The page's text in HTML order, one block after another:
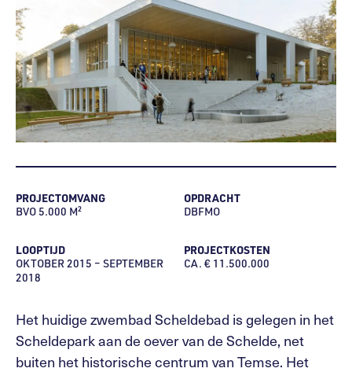
PROJECTOMVANG
BVO 5.000 M²
OPDRACHT
DBFMO
LOOPTIJD
OKTOBER 2015 – SEPTEMBER
2018
PROJECTKOSTEN
CA. € 11.500.000
Het huidige zwembad Scheldebad is gelegen in het
Scheldepark aan de oever van de Schelde, net
buiten het historische centrum van Temse. Het